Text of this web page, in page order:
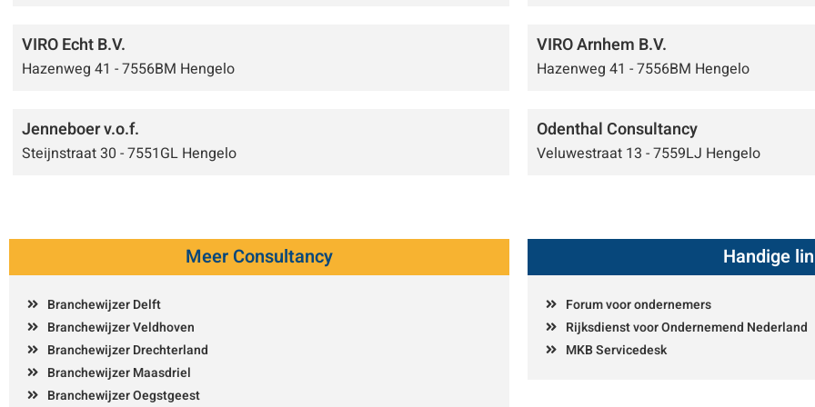
VIRO Echt B.V.
Hazenweg 41 - 7556BM Hengelo
VIRO Arnhem B.V.
Hazenweg 41 - 7556BM Hengelo
Jenneboer v.o.f.
Steijnstraat 30 - 7551GL Hengelo
Odenthal Consultancy
Veluwestraat 13 - 7559LJ Hengelo
Meer Consultancy
Branchewijzer Delft
Branchewijzer Veldhoven
Branchewijzer Drechterland
Branchewijzer Maasdriel
Branchewijzer Oegstgeest
Handige
Forum voor ondernemers
Rijksdienst voor Ondernemend Nederland
MKB Servicedesk